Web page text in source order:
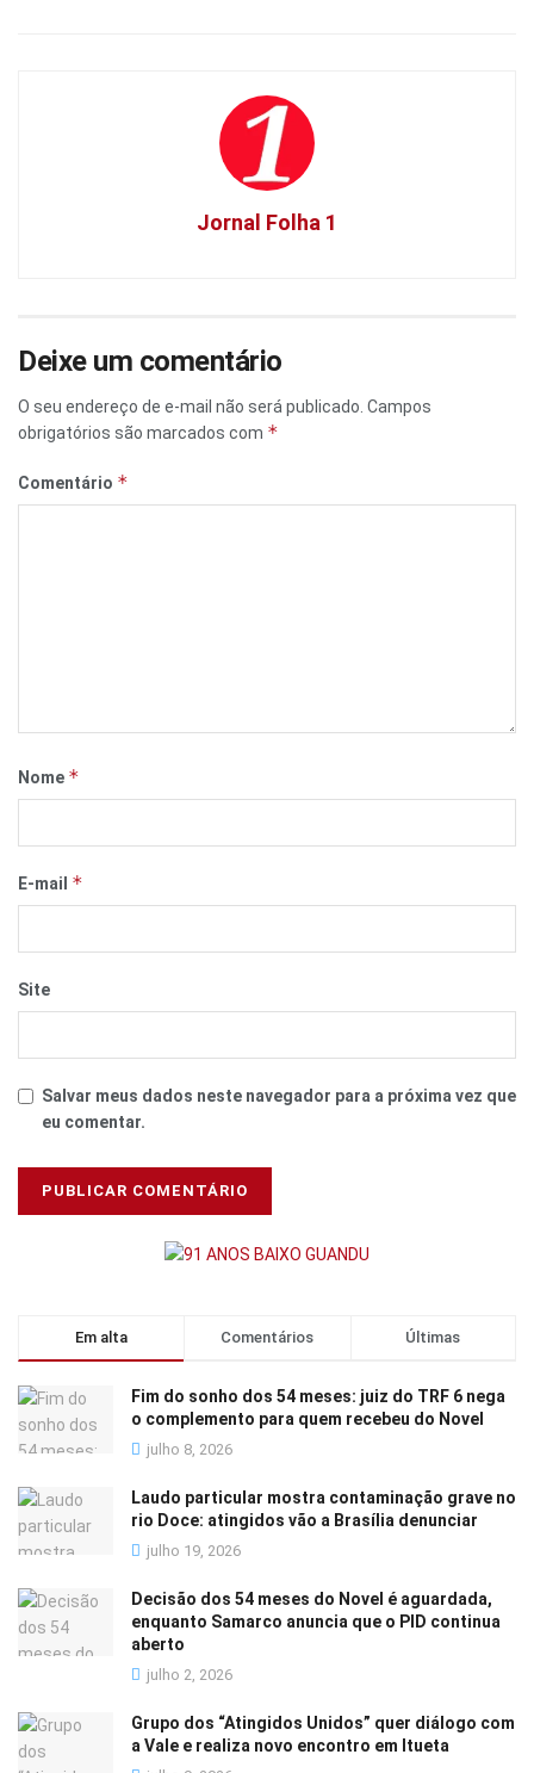
Jornal Folha 1
Deixe um comentário
O seu endereço de e-mail não será publicado. Campos
obrigatórios são marcados com *
Comentário *
Nome *
E-mail *
Site
Salvar meus dados neste navegador para a próxima vez que
eu comentar.
Em alta Comentários Últimas
Fim do sonho dos 54 meses: juiz do TRF 6 nega
o complemento para quem recebeu do Novel
julho 8, 2026
Laudo particular mostra contaminação grave no
rio Doce: atingidos vão a Brasília denunciar
julho 19, 2026
Decisão dos 54 meses do Novel é aguardada,
enquanto Samarco anuncia que o PID continua
aberto
julho 2, 2026
Grupo dos “Atingidos Unidos” quer diálogo com
a Vale e realiza novo encontro em Itueta